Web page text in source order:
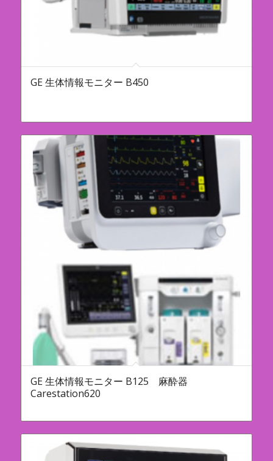
GE 生体情報モニター B450
GE 生体情報モニター B125 麻酔器
Carestation620